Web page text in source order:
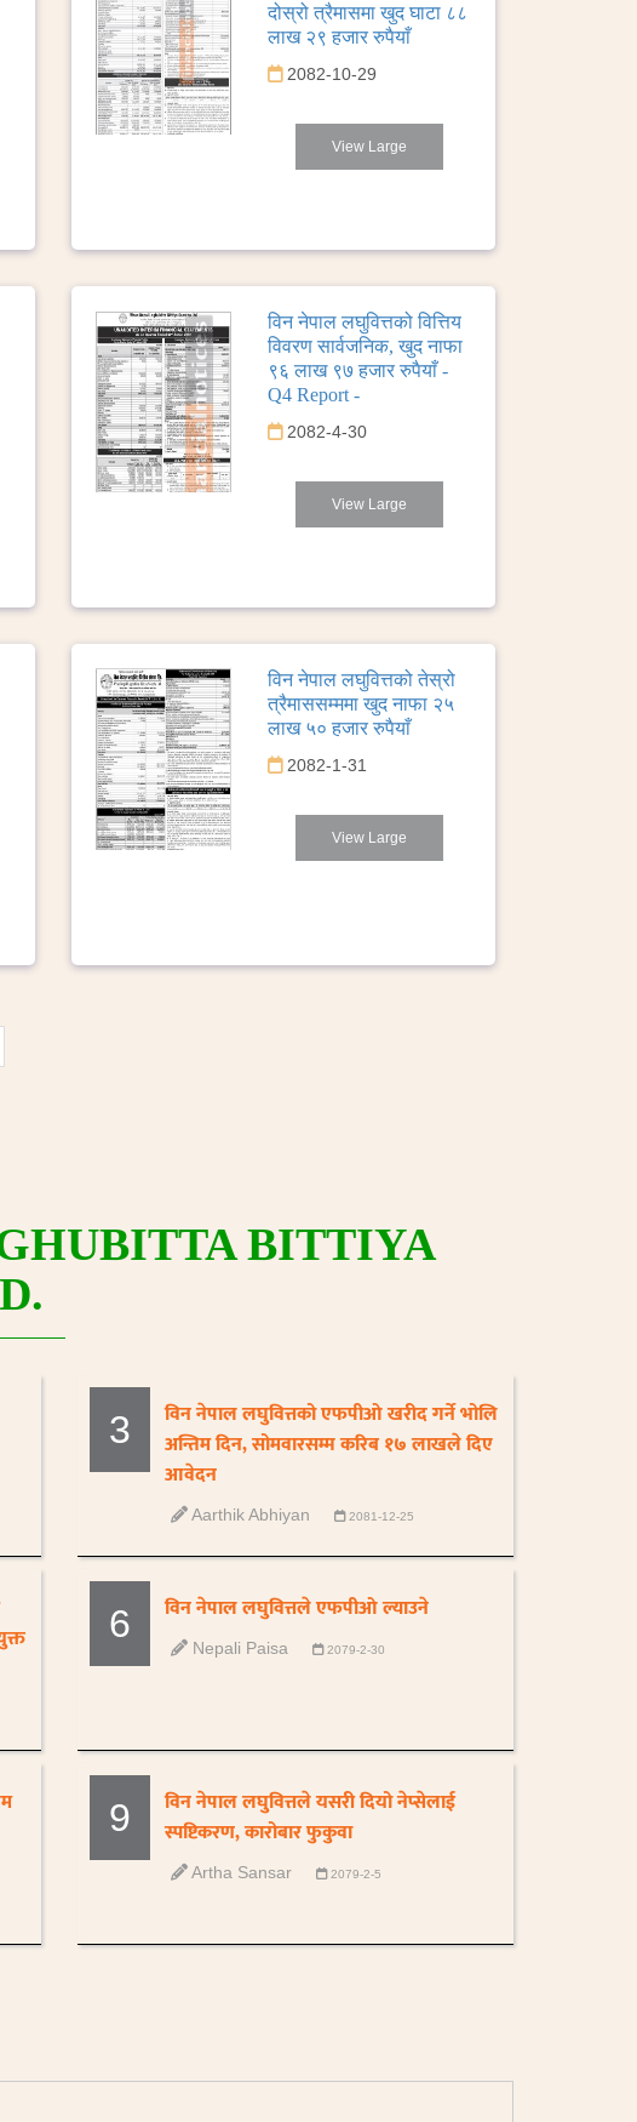
दोस्रो त्रैमासमा खुद घाटा ८८
लाख २९ हजार रुपैयाँ
2082-10-29
View Large
विन नेपाल लघुवित्तको वित्तिय
विवरण सार्वजनिक, खुद नाफा
९६ लाख ९७ हजार रुपैयाँ -
Q4 Report -
2082-4-30
View Large
विन नेपाल लघुवित्तको तेस्रो
त्रैमाससम्ममा खुद नाफा २५
लाख ५० हजार रुपैयाँ
2082-1-31
View Large
BITTIYA
3
विन नेपाल लघुवित्तको एफपीओ खरीद गर्ने भोलि
अन्तिम दिन, सोमवारसम्म करिब १७ लाखले दिए
आवेदन
Aarthik Abhiyan 2081-12-25
6 विन नेपाल लघुवित्तले एफपीओ ल्याउने
Nepali Paisa 2079-2-30
9
विन नेपाल लघुवित्तले यसरी दियो नेप्सेलाई
स्पष्टिकरण, कारोबार फुकुवा
Artha Sansar 2079-2-5